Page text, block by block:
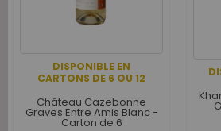
DISPONIBLE EN
CARTONS DE 6 OU 12
Château Cazebonne
Graves Entre Amis Blanc -
Carton de 6